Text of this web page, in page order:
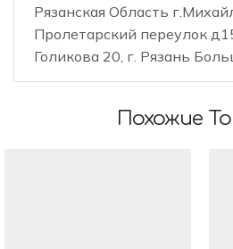
Рязанская Область
Пролетарский переулок
Голикова 20, г. Рязань
Похожие